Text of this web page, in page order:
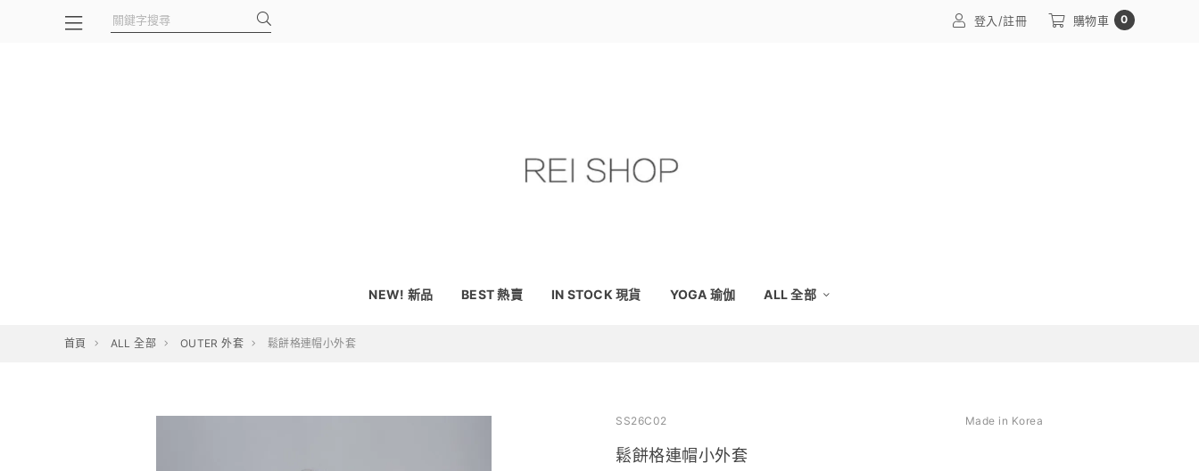
登入/註冊 購物車 0
NEW! 新品 BEST 熱賣 IN STOCK 現貨 YOGA 瑜伽 ALL 全部
首頁 ALL 全部 OUTER 外套 鬆餅格連帽小外套
SS26C02 Made in Korea
鬆餅格連帽小外套